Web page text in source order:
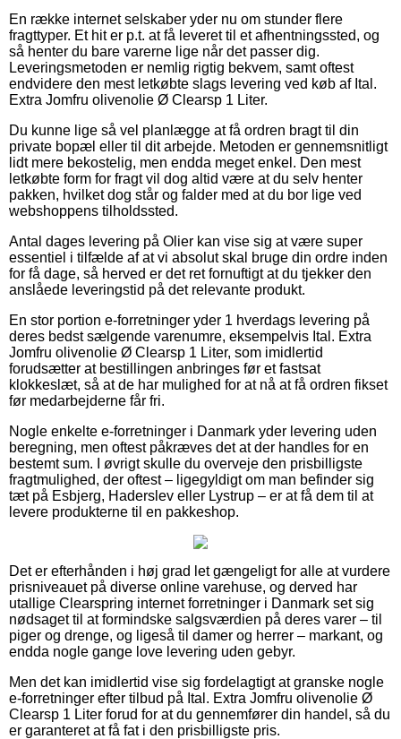
En række internet selskaber yder nu om stunder flere
fragttyper. Et hit er p.t. at få leveret til et afhentningssted, og
så henter du bare varerne lige når det passer dig.
Leveringsmetoden er nemlig rigtig bekvem, samt oftest
endvidere den mest letkøbte slags levering ved køb af Ital.
Extra Jomfru olivenolie Ø Clearsp 1 Liter.
Du kunne lige så vel planlægge at få ordren bragt til din
private bopæl eller til dit arbejde. Metoden er gennemsnitligt
lidt mere bekostelig, men endda meget enkel. Den mest
letkøbte form for fragt vil dog altid være at du selv henter
pakken, hvilket dog står og falder med at du bor lige ved
webshoppens tilholdssted.
Antal dages levering på Olier kan vise sig at være super
essentiel i tilfælde af at vi absolut skal bruge din ordre inden
for få dage, så herved er det ret fornuftigt at du tjekker den
anslåede leveringstid på det relevante produkt.
En stor portion e-forretninger yder 1 hverdags levering på
deres bedst sælgende varenumre, eksempelvis Ital. Extra
Jomfru olivenolie Ø Clearsp 1 Liter, som imidlertid
forudsætter at bestillingen anbringes før et fastsat
klokkeslæt, så at de har mulighed for at nå at få ordren fikset
før medarbejderne får fri.
Nogle enkelte e-forretninger i Danmark yder levering uden
beregning, men oftest påkræves det at der handles for en
bestemt sum. I øvrigt skulle du overveje den prisbilligste
fragtmulighed, der oftest – ligegyldigt om man befinder sig
tæt på Esbjerg, Haderslev eller Lystrup – er at få dem til at
levere produkterne til en pakkeshop.
Det er efterhånden i høj grad let gængeligt for alle at vurdere
prisniveauet på diverse online varehuse, og derved har
utallige Clearspring internet forretninger i Danmark set sig
nødsaget til at formindske salgsværdien på deres varer – til
piger og drenge, og ligeså til damer og herrer – markant, og
endda nogle gange love levering uden gebyr.
Men det kan imidlertid vise sig fordelagtigt at granske nogle
e-forretninger efter tilbud på Ital. Extra Jomfru olivenolie Ø
Clearsp 1 Liter forud for at du gennemfører din handel, så du
er garanteret at få fat i den prisbilligste pris.